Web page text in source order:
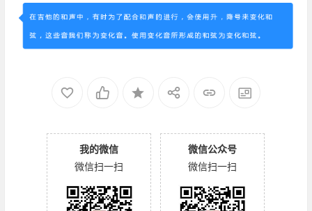
我的微信
微信扫一扫
微信公众号
微信扫一扫